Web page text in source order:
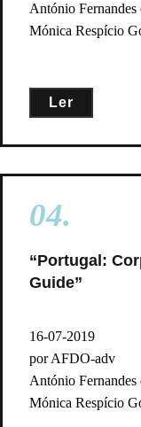
António Fernandes
Mónica Respício
Ler
04.
“Portugal:
Guide”
16-07-2019
por AFDO-adv
António Fernandes
Mónica Respício